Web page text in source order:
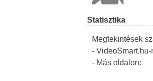
Statisztika
Megtekintések
- VideoSmart.hu-
- Más oldalon: